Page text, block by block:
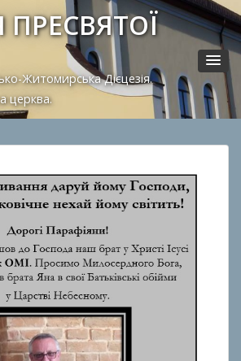
ПРЕСВЯТОЇ
Житомирська Дієцезія.
церква.